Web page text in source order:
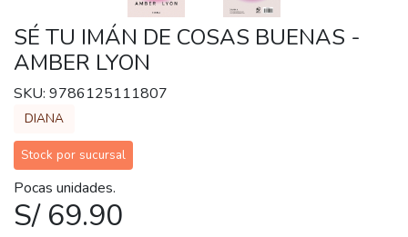
SÉ TU IMÁN DE COSAS BUENAS -
AMBER LYON
SKU: 9786125111807
DIANA
Stock por sucursal
Pocas unidades.
S/ 69.90